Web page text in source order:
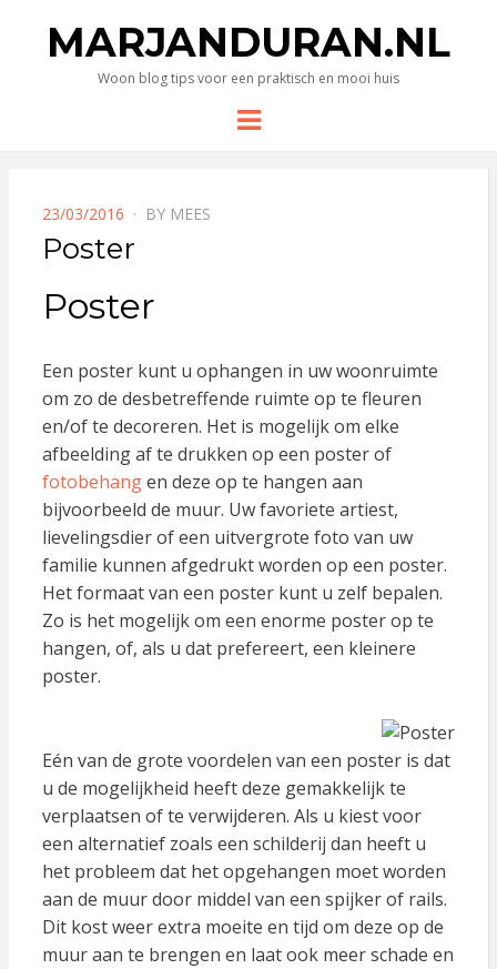
MARJANDURAN.NL
Woon blog tips voor een praktisch en mooi huis
Menu
POSTED
ON
23/03/2016 BY MEES
Poster
Poster
Een poster kunt u ophangen in uw woonruimte
om zo de desbetreffende ruimte op te fleuren
en/of te decoreren. Het is mogelijk om elke
afbeelding af te drukken op een poster of
fotobehangen deze op te hangen aan
bijvoorbeeld de muur. Uw favoriete artiest,
lievelingsdier of een uitvergrote foto van uw
familie kunnen afgedrukt worden op een poster.
Het formaat van een poster kunt u zelf bepalen.
Zo is het mogelijk om een enorme poster op te
hangen, of, als u dat prefereert, een kleinere
poster.
Eén van de grote voordelen van een poster is dat
u de mogelijkheid heeft deze gemakkelijk te
verplaatsen of te verwijderen. Als u kiest voor
een alternatief zoals een schilderij dan heeft u
het probleem dat het opgehangen moet worden
aan de muur door middel van een spijker of rails.
Dit kost weer extra moeite en tijd om deze op de
muur aan te brengen en laat ook meer schade en